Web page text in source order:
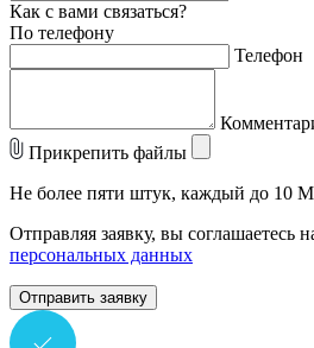
Как с вами связаться?
По телефону
Телефон
Прикрепить файлы
Не более пяти штук, каждый до 10
Отправляя заявку, вы соглашаетесь
персональных данных
Отправить заявку